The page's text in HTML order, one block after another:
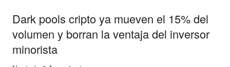
Dark pools cripto ya mueven el 15% del
volumen y borran la ventaja del inversor
minorista